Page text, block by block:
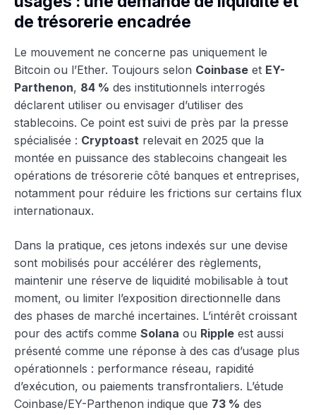
de trésorerie encadrée
Le mouvement ne concerne pas uniquement le
Bitcoin ou l’Ether. Toujours selon Coinbase et EY-
Parthenon, 84 % des institutionnels interrogés
déclarent utiliser ou envisager d’utiliser des
stablecoins. Ce point est suivi de près par la presse
spécialisée : Cryptoast relevait en 2025 que la
montée en puissance des stablecoins changeait les
opérations de trésorerie côté banques et entreprises,
notamment pour réduire les frictions sur certains flux
internationaux.
Dans la pratique, ces jetons indexés sur une devise
sont mobilisés pour accélérer des règlements,
maintenir une réserve de liquidité mobilisable à tout
moment, ou limiter l’exposition directionnelle dans
des phases de marché incertaines. L’intérêt croissant
pour des actifs comme Solana ou Ripple est aussi
présenté comme une réponse à des cas d’usage plus
opérationnels : performance réseau, rapidité
d’exécution, ou paiements transfrontaliers. L’étude
Coinbase/EY-Parthenon indique que 73 % des